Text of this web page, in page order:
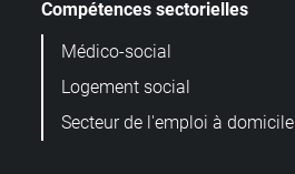
Compétences sectorielles
Médico-social
Logement social
Secteur de l'emploi à domicile